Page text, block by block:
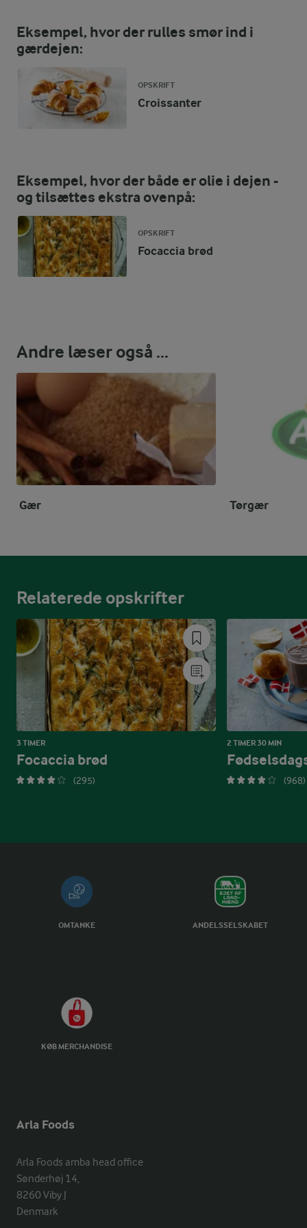
Eksempel, hvor der rulles smør ind i
gærdejen:
OPSKRIFT
Croissanter
Eksempel, hvor der både er olie i dejen -
og tilsættes ekstra ovenpå:
OPSKRIFT
Focaccia brød
Andre læser også ...
Gær Tørgær
Relaterede opskrifter
3 TIMER
Focaccia brød
(295)
2 TIMER 30 MIN
(968)
OMTANKE ANDELSSELSKABET
KØB MERCHANDISE
Arla Foods
Arla Foods amba head office
Sønderhøj 14,
8260 Viby J
Denmark